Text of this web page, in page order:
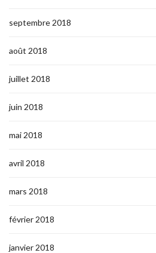
septembre 2018
août 2018
juillet 2018
juin 2018
mai 2018
avril 2018
mars 2018
février 2018
janvier 2018